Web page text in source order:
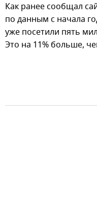
Как ранее сообщал
по данным с начала
уже посетили пять
Это на 11% больше,